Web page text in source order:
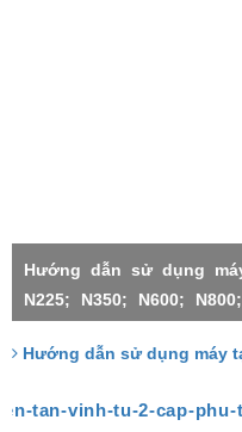
Hướng dẫn sử dụng
N225; N350; N600;
N4500X4; N4500X5;
Hướng dẫn sử dụng máy